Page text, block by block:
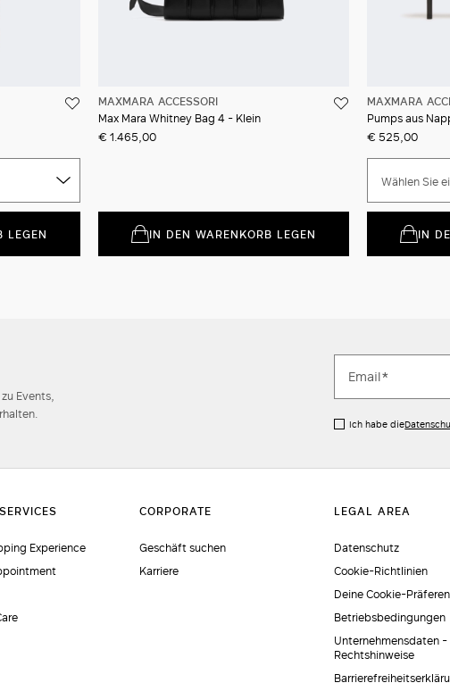
LEGEN
MAXMARA ACCESSORI
Max Mara Whitney Bag 4 - Klein
€ 1.465,00
IN DEN WARENKORB LEGEN
MAXMARA
Pumps aus
€ 525,00
Wählen Sie
IN
Events,
Ich habe die
Experience
Geschäft suchen
Karriere
Datenschutz
Cookie-Richtlinien
Deine Cookie-
Betriebsbedingungen
Unternehmensdaten -
Rechtshinweise